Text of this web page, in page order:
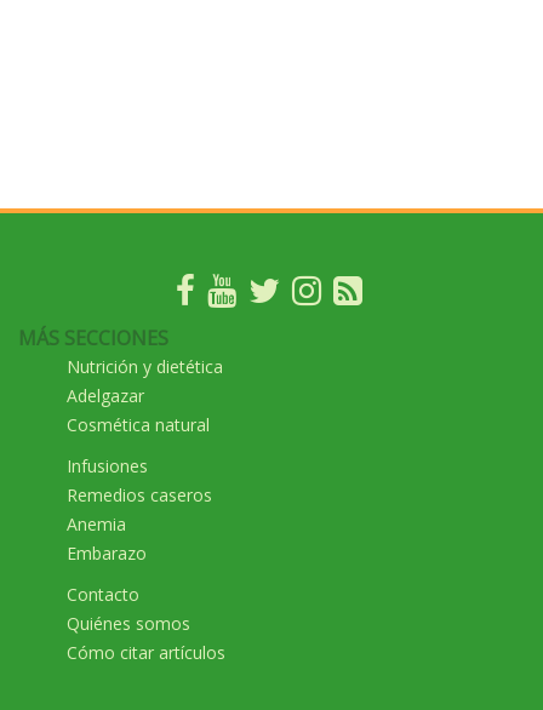
MÁS SECCIONES
Nutrición y dietética
Adelgazar
Cosmética natural
Infusiones
Remedios caseros
Anemia
Embarazo
Contacto
Quiénes somos
Cómo citar artículos